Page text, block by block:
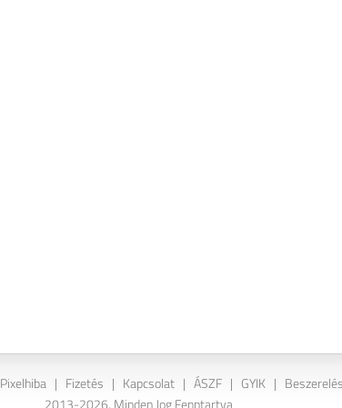
Pixelhiba | Fizetés | Kapcsolat | ÁSZF | GYIK |
2013-2026. Minden Jog Fenntartva